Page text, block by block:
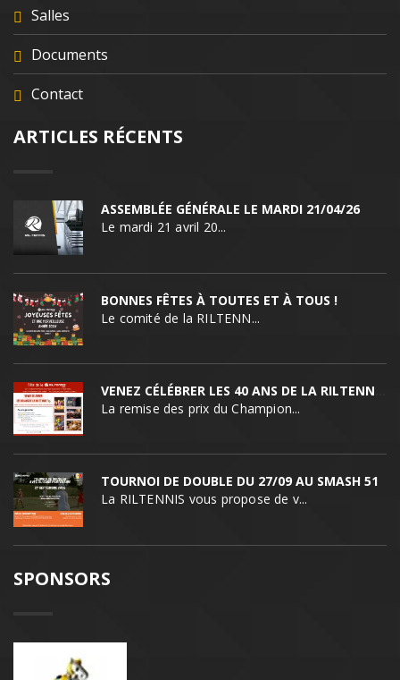
Salles
Documents
Contact
ARTICLES RÉCENTS
ASSEMBLÉE GÉNÉRALE LE MARDI 21/04/26
Le mardi 21 avril 20...
BONNES FÊTES À TOUTES ET À TOUS !
Le comité de la RILTENN...
La remise des prix du Champion...
TOURNOI DE DOUBLE DU 27/09 AU SMASH 51
La RILTENNIS vous propose de v...
SPONSORS